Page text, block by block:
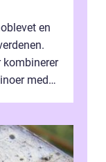
en
kombinerer
med